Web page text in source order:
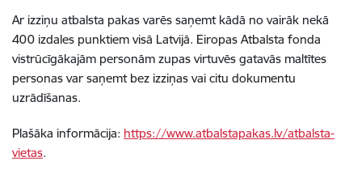
Ar izziņu atbalsta pakas varēs saņemt kādā no vairāk nekā
400 izdales punktiem visā Latvijā. Eiropas Atbalsta fonda
vistrūcīgākajām personām zupas virtuvēs gatavās maltītes
personas var saņemt bez izziņas vai citu dokumentu
uzrādīšanas.
Plašāka informācija: https://www.atbalstapakas.lv/atbalsta-
vietas.